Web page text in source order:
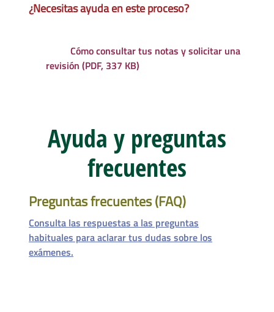
¿Necesitas ayuda en este proceso?
Cómo consultar tus notas y solicitar una
revisión (PDF, 337 KB)
Ayuda y preguntas
frecuentes
Preguntas frecuentes (FAQ)
Consulta las respuestas a las preguntas
habituales para aclarar tus dudas sobre los
exámenes.